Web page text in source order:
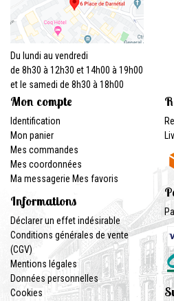
Du lundi au vendredi
de 8h30 à 12h30 et 14h00 à 19h00
et le samedi de 8h30 à 18h00
Mon compte
Identification
Mon panier
Mes commandes
Mes coordonnées
Ma messagerie Mes favoris
Informations
Déclarer un effet indésirable
Conditions générales de vente
(CGV)
Mentions légales
Données personnelles
Cookies